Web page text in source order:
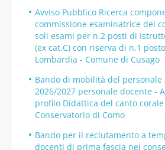
Avviso Pubblico Ricerca
commissione esaminatrice del
soli esami per n.2 posti di
(ex cat.C) con riserva di n.1
Lombardia - Comune di Cusago
Bando di mobilità del personale
2026/2027 personale docente -
profilo Didattica del canto
Conservatorio di Como
Bando per il reclutamento a
docenti di prima fascia nei